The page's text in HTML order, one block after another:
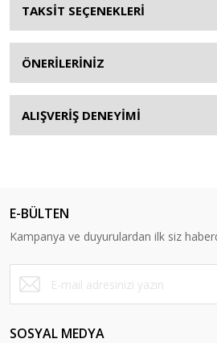
TAKSİT SEÇENEKLERİ
ÖNERİLERİNİZ
ALIŞVERİŞ DENEYİMİ
E-BÜLTEN
Kampanya ve duyurulardan ilk siz
SOSYAL MEDYA